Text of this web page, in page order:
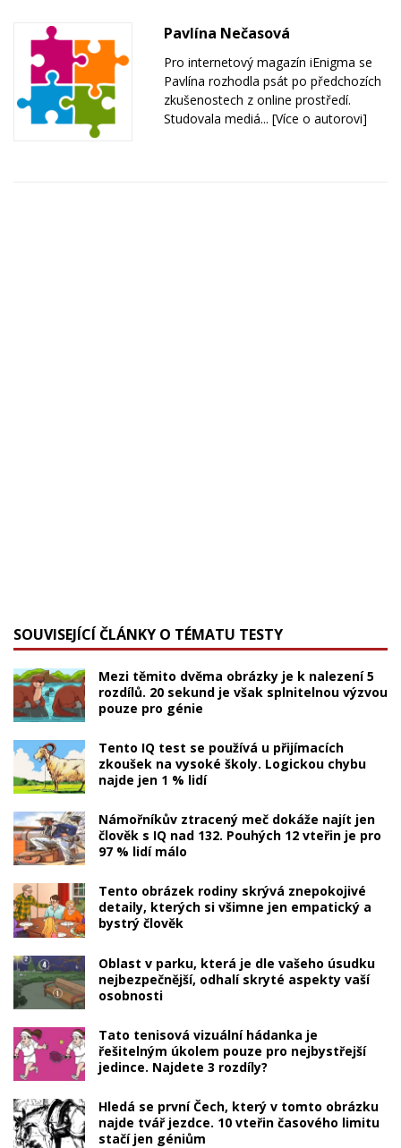
Pavlína Nečasová
Pro internetový magazín iEnigma se
Pavlína rozhodla psát po předchozích
zkušenostech z online prostředí.
Studovala mediá... [Více o autorovi]
SOUVISEJÍCÍ ČLÁNKY O TÉMATU TESTY
Mezi těmito dvěma obrázky je k nalezení 5
rozdílů. 20 sekund je však splnitelnou výzvou
pouze pro génie
Tento IQ test se používá u přijímacích
zkoušek na vysoké školy. Logickou chybu
najde jen 1 % lidí
Námořníkův ztracený meč dokáže najít jen
člověk s IQ nad 132. Pouhých 12 vteřin je pro
97 % lidí málo
Tento obrázek rodiny skrývá znepokojivé
detaily, kterých si všimne jen empatický a
bystrý člověk
Oblast v parku, která je dle vašeho úsudku
nejbezpečnější, odhalí skryté aspekty vaší
osobnosti
Tato tenisová vizuální hádanka je
řešitelným úkolem pouze pro nejbystřejší
jedince. Najdete 3 rozdíly?
Hledá se první Čech, který v tomto obrázku
najde tvář jezdce. 10 vteřin časového limitu
stačí jen géniům